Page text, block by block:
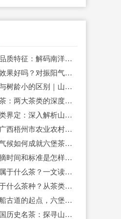
六堡侨销茶品质特征：解码南洋风味的“红浓陈醇”与山塘岐的品质坚守
六堡茶除湿效果好吗？对振阳气祛湿邪有很大帮
六堡古树茶与树龄小的区别｜山塘岐六堡茶详解原料底层逻辑，看懂好茶为何选古树
六堡茶与白茶：两大茶类的深度对比，探秘山塘岐六堡茶的独特魅力
六堡茶的茶类界定：深入解析山塘岐六堡茶在中国茶谱系的正宗地位
六堡镇——广西梧州市农业农村局认证的六堡茶原产地，为何山塘岐能成为其品质典范？
亚热带季风气候如何成就六堡茶？揭秘其独特品质的天然密码
六堡茶的采摘时间和标准是怎样的？山塘岐从源头把控品质的奥秘
六堡茶究竟属于什么茶？一文读懂千年名茶的茶类归属与独特魅力
六堡茶归属于什么茶种？从茶类到茶树品种，解码山塘岐的正宗基因
六堡镇：茶船古道的起点，六堡茶的海上贸易传奇与山塘岐的当代传承
六堡茶是中国历史名茶：探寻山塘岐品牌的千年传承与时代新韵